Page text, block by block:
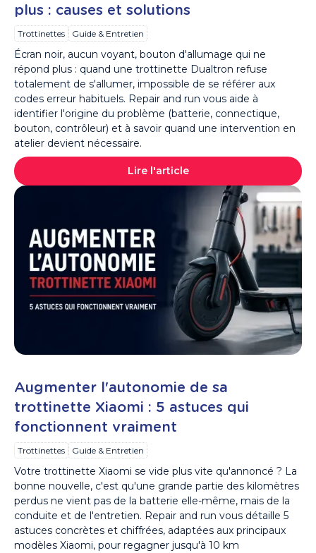
plus : causes et solutions
Trottinettes Guide & Entretien
Écran noir, aucun voyant, bouton d'allumage qui ne
répond plus : quand une trottinette Dualtron refuse
totalement de s'allumer, impossible de se référer aux
codes erreur habituels. Repair and run vous aide à
identifier l'origine du problème (batterie, connectique,
bouton, contrôleur) et à savoir quand une intervention en
atelier devient nécessaire.
Lire l'article
Augmenter l'autonomie de sa
trottinette Xiaomi : 5 astuces qui
fonctionnent vraiment
Trottinettes Guide & Entretien
Votre trottinette Xiaomi se vide plus vite qu'annoncé ? La
bonne nouvelle, c'est qu'une grande partie des kilomètres
perdus ne vient pas de la batterie elle-même, mais de la
conduite et de l'entretien. Repair and run vous détaille 5
astuces concrètes et chiffrées, adaptées aux principaux
modèles Xiaomi, pour regagner jusqu'à 10 km